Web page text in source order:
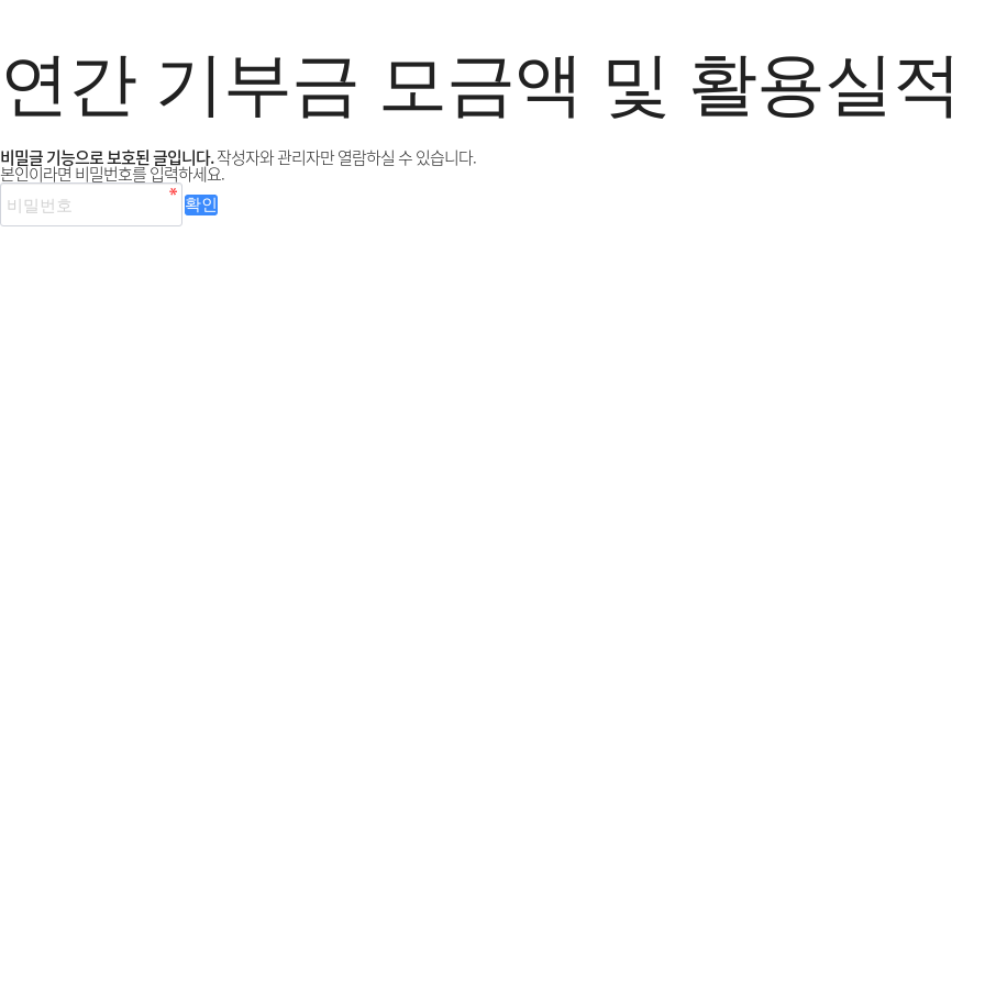
연간 기부금 모금액 및 활용실적
비밀글 기능으로 보호된 글입니다.작성자와 관리자만 열람하실 수 있습니다.
본인이라면 비밀번호를 입력하세요.